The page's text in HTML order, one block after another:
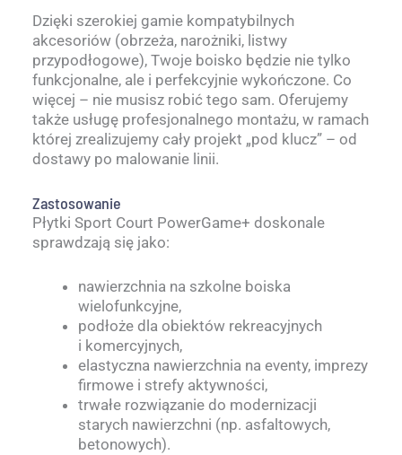
Dzięki szerokiej gamie kompatybilnych
akcesoriów (obrzeża, narożniki, listwy
przypodłogowe), Twoje boisko będzie nie tylko
funkcjonalne, ale i perfekcyjnie wykończone. Co
więcej – nie musisz robić tego sam. Oferujemy
także usługę profesjonalnego montażu, w ramach
której zrealizujemy cały projekt „pod klucz” – od
dostawy po malowanie linii.
Zastosowanie
Płytki Sport Court PowerGame+ doskonale
sprawdzają się jako:
nawierzchnia na szkolne boiska
wielofunkcyjne,
podłoże dla obiektów rekreacyjnych
i komercyjnych,
elastyczna nawierzchnia na eventy, imprezy
firmowe i strefy aktywności,
trwałe rozwiązanie do modernizacji
starych nawierzchni (np. asfaltowych,
betonowych).